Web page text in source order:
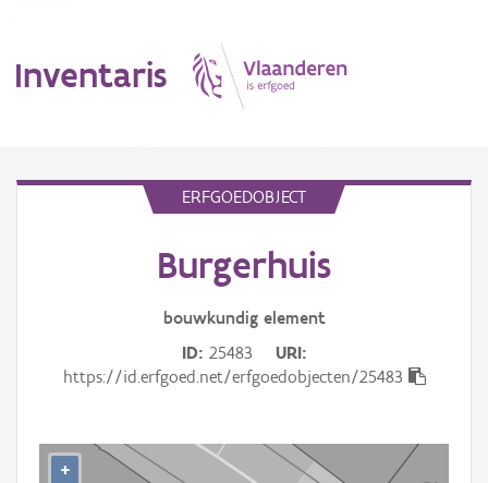
Inventaris
Gebeurtenis
ERFGOEDOBJECT
Burgerhuis
bouwkundig element
ID 25483
URI
https://id.erfgoed.net/erfgoedobjecten/25483
+